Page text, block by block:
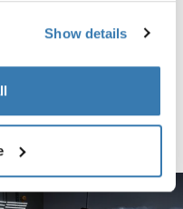
Show details
y ser instalados de